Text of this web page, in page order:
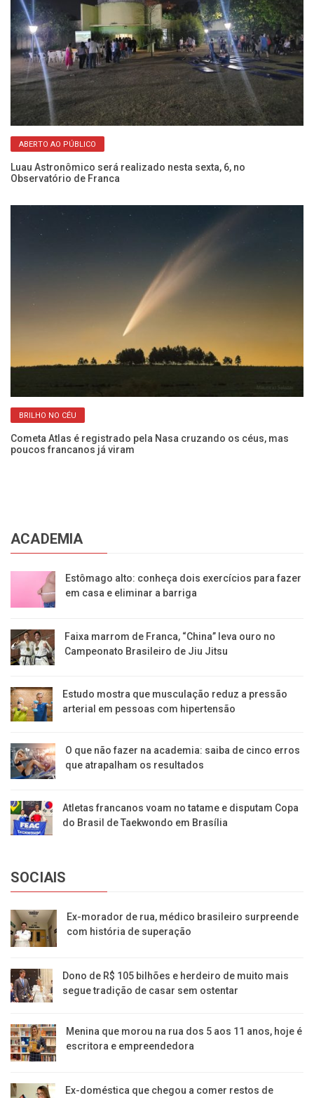
ABERTO AO PÚBLICO
Luau Astronômico será realizado nesta sexta, 6, no
Observatório de Franca
BRILHO NO CÉU
Cometa Atlas é registrado pela Nasa cruzando os céus, mas
poucos francanos já viram
ACADEMIA
Estômago alto: conheça dois exercícios para fazer
em casa e eliminar a barriga
Faixa marrom de Franca, “China” leva ouro no
Campeonato Brasileiro de Jiu Jitsu
Estudo mostra que musculação reduz a pressão
arterial em pessoas com hipertensão
O que não fazer na academia: saiba de cinco erros
que atrapalham os resultados
Atletas francanos voam no tatame e disputam Copa
do Brasil de Taekwondo em Brasília
SOCIAIS
Ex-morador de rua, médico brasileiro surpreende
com história de superação
Dono de R$ 105 bilhões e herdeiro de muito mais
segue tradição de casar sem ostentar
Menina que morou na rua dos 5 aos 11 anos, hoje é
escritora e empreendedora
Ex-doméstica que chegou a comer restos de